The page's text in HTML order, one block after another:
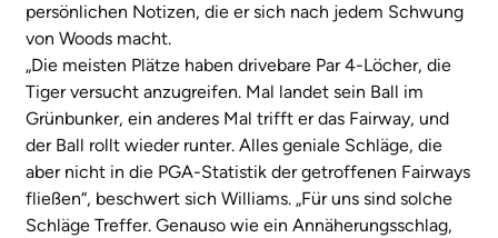
persönlichen Notizen, die er sich nach jedem Schwung
von Woods macht.
„Die meisten Plätze haben drivebare Par 4-Löcher, die
Tiger versucht anzugreifen. Mal landet sein Ball im
Grünbunker, ein anderes Mal trifft er das Fairway, und
der Ball rollt wieder runter. Alles geniale Schläge, die
aber nicht in die PGA-Statistik der getroffenen Fairways
fließen“, beschwert sich Williams. „Für uns sind solche
Schläge Treffer. Genauso wie ein Annäherungsschlag,